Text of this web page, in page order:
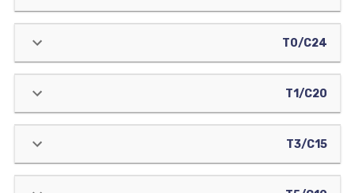
T0/C24
T1/C20
T3/C15